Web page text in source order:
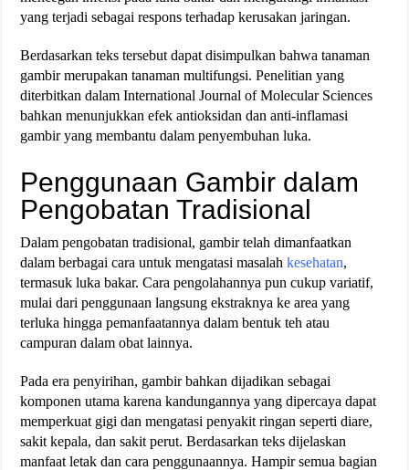
yang terjadi sebagai respons terhadap kerusakan jaringan.
Berdasarkan teks tersebut dapat disimpulkan bahwa tanaman
gambir merupakan tanaman multifungsi. Penelitian yang
diterbitkan dalam International Journal of Molecular Sciences
bahkan menunjukkan efek antioksidan dan anti-inflamasi
gambir yang membantu dalam penyembuhan luka.
Penggunaan Gambir dalam
Pengobatan Tradisional
Dalam pengobatan tradisional, gambir telah dimanfaatkan
dalam berbagai cara untuk mengatasi masalahkesehatan,
termasuk luka bakar. Cara pengolahannya pun cukup variatif,
mulai dari penggunaan langsung ekstraknya ke area yang
terluka hingga pemanfaatannya dalam bentuk teh atau
campuran dalam obat lainnya.
Pada era penyirihan, gambir bahkan dijadikan sebagai
komponen utama karena kandungannya yang dipercaya dapat
memperkuat gigi dan mengatasi penyakit ringan seperti diare,
sakit kepala, dan sakit perut. Berdasarkan teks dijelaskan
manfaat letak dan cara penggunaannya. Hampir semua bagian